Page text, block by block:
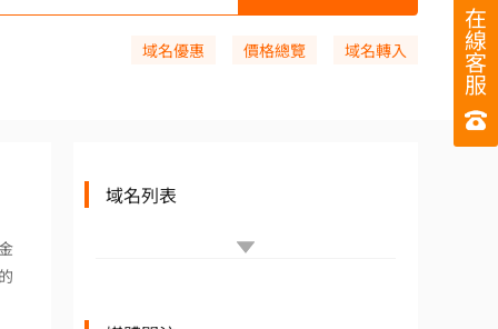
在
線
客
服
域名優惠 價格總覽 域名轉入
域名列表